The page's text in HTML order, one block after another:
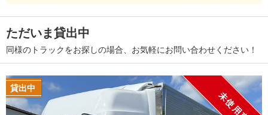
ただいま貸出中
同様のトラックをお探しの場合、お気軽にお問い合わせください！
貸出中
未使用車